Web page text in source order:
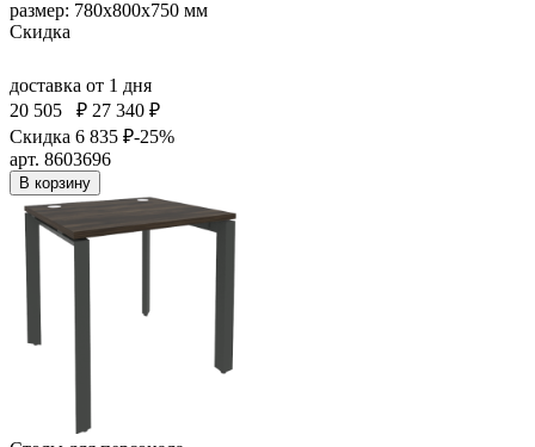
размер: 780х800х750 мм
Скидка
доставка от 1 дня
20 505
₽ 27 340 ₽
Скидка 6 835 ₽-25%
арт. 8603696
В корзину